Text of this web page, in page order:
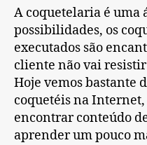
A coquetelaria é uma
possibilidades, os
executados são
cliente não vai
Hoje vemos bastante
coquetéis na
encontrar conteúdo
aprender um pouco